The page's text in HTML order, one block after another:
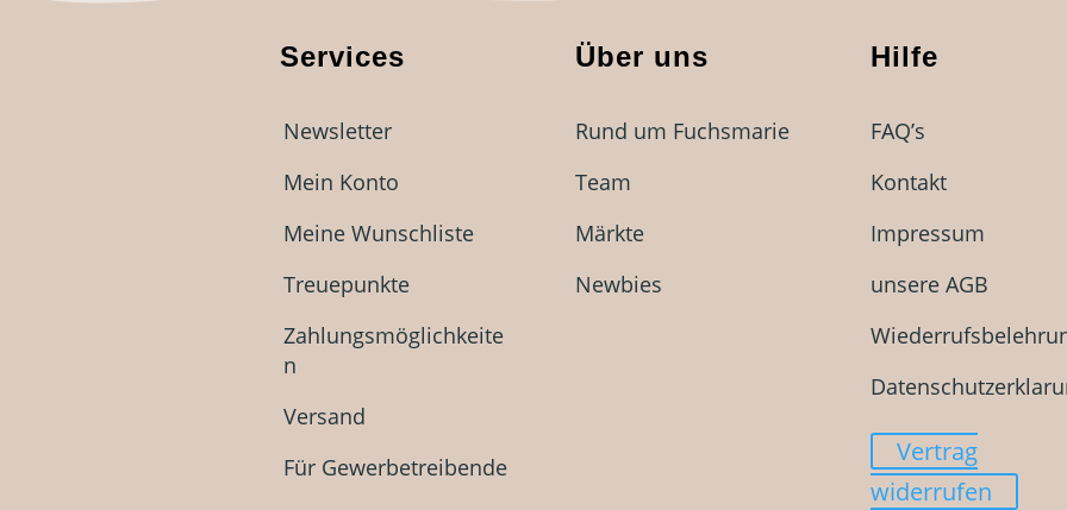
Services
Newsletter
Mein Konto
Meine Wunschliste
Treuepunkte
Zahlungsmöglichkeite
n
Versand
Für Gewerbetreibende
Über uns
Rund um Fuchsmarie
Team
Märkte
Newbies
Hilfe
FAQ’s
Kontakt
Impressum
unsere AGB
Vertrag
widerrufen